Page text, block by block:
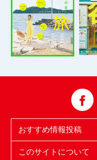
おすすめ情報投稿
このサイトについて